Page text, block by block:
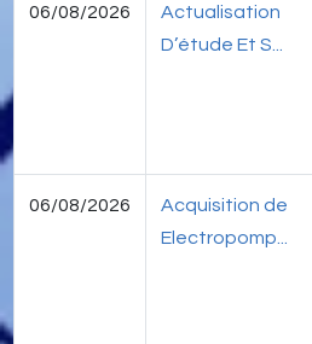
06/08/2026
Actualisation
D’étude Et S...
06/08/2026
Acquisition de
Electropomp...